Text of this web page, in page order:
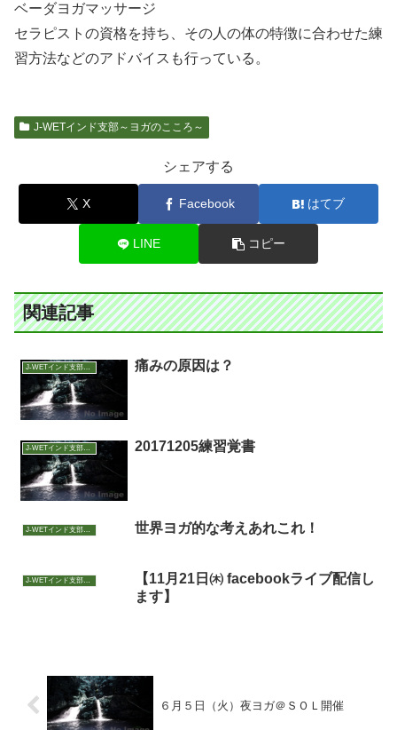
ベーダヨガマッサージ
セラピストの資格を持ち、その人の体の特徴に合わせた練
習方法などのアドバイスも行っている。
J-WETインド支部～ヨガのこころ～
シェアする
X Facebook はてブ
LINE コピー
関連記事
J-WETインド支部～ヨガのこころ～ 痛みの原因は？
J-WETインド支部～ヨガのこころ～ 20171205練習覚書
J-WETインド支部～ヨガのこころ～ 世界ヨガ的な考えあれこれ！
J-WETインド支部～ヨガのこころ～
【11月21日㈭ facebookライブ配信し
ます】
６月５日（火）夜ヨガ＠ＳＯＬ開催